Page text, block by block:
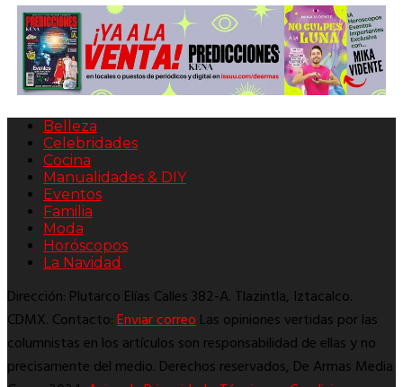
Belleza
Celebridades
Cocina
Manualidades & DIY
Eventos
Familia
Moda
Horóscopos
La Navidad
Dirección: Plutarco Elías Calles 382-A. Tlazintla, Iztacalco.
CDMX. Contacto:Enviar correoLas opiniones vertidas por las
columnistas en los artículos son responsabilidad de ellas y no
precisamente del medio. Derechos reservados, De Armas Media